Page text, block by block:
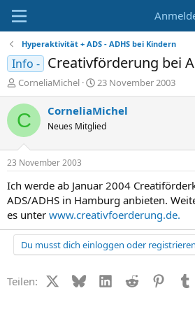
Hyperaktivität + ADS - ADHS bei Kindern
Info - Creativförderung bei
E
r
s
t
e
r
CorneliaMichel
E
r
s
e
t
a
m
23 November 2003
C CorneliaMichel
Neues Mitglied
23 November 2003
Ich werde ab Januar 2004
ADS/ADHS in Hamburg anbieten.
es unter www.creativfoerderung.de.
Du musst dich einloggen oder
Teilen: X (Twitter)
BlueskyLinkedIn
Reddit